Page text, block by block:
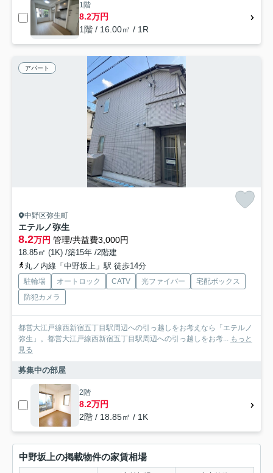
1階
8.2万円
1階 / 16.00㎡ / 1R
アパート
中野区弥生町
エテルノ弥生
8.2万円 管理/共益費3,000円
18.85㎡ (1K) /築15年 /2階建
丸ノ内線「中野坂上」駅 徒歩14分
駐輪場 オートロック CATV 光ファイバー
宅配ボックス
防犯カメラ
都営大江戸線西新宿五丁目駅周辺への引っ越しをお考えなら「エテルノ
弥生」。都営大江戸線西新宿五丁目駅周辺への引っ越しをお考... もっと
見る
募集中の部屋
2階
8.2万円
2階 / 18.85㎡ / 1K
中野坂上の掲載物件の家賃相場